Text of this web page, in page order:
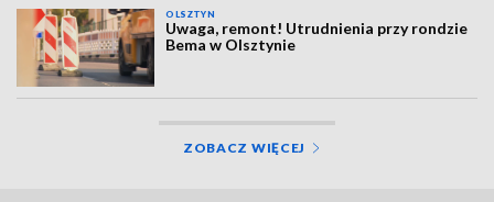
OLSZTYN
Uwaga, remont! Utrudnienia przy rondzie
Bema w Olsztynie
ZOBACZ WIĘCEJ